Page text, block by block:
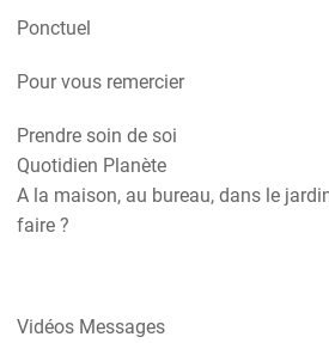
Ponctuel
Pour vous remercier
Prendre soin de soi
Quotidien Planète
A la maison, au bureau, dans le
faire ?
Vidéos Messages